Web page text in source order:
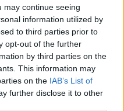
may continue seeing
information utilized by
to third parties prior to
opt-out of the further
by third parties on the
This information may
on the IAB’s List of
further disclose it to other
de crucería.
superior al
las tres naves.
son los
en la